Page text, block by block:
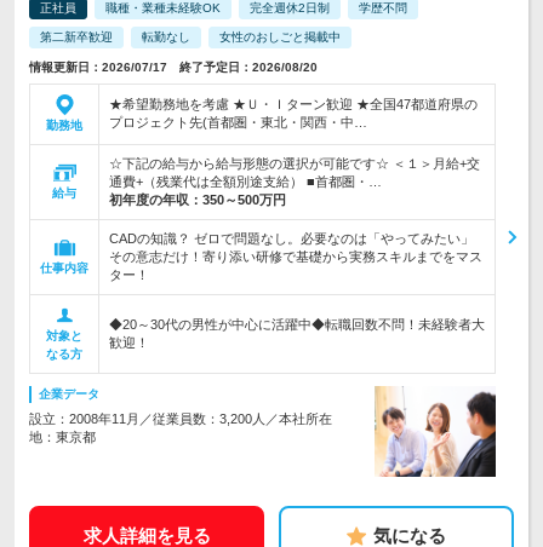
正社員 職種・業種未経験OK 完全週休2日制 学歴不問
第二新卒歓迎 転勤なし 女性のおしごと掲載中
情報更新日：2026/07/17 終了予定日：2026/08/20
勤務地
★希望勤務地を考慮 ★Ｕ・Ｉターン歓迎 ★全国47都道府県の
プロジェクト先(首都圏・東北・関西・中…
給与
☆下記の給与から給与形態の選択が可能です☆ ＜１＞月給+交
通費+（残業代は全額別途支給） ■首都圏・…
初年度の年収： 350～500万円
仕事内容
CADの知識？ ゼロで問題なし。必要なのは「やってみたい」
その意志だけ！寄り添い研修で基礎から実務スキルまでをマス
ター！
対象と
なる方
◆20～30代の男性が中心に活躍中◆転職回数不問！未経験者大
歓迎！
企業データ
設立：2008年11月／従業員数：3,200人／本社所在
地：東京都
求人詳細を見る 気になる